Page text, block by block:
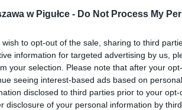
w Pigułce - Do Not Process My
wish to opt-out of the sale, sharing to third
information for targeted advertising by us,
your selection. Please note that after your
seeing interest-based ads based on
disclosed to third parties prior to your
disclosure of your personal information by
ad